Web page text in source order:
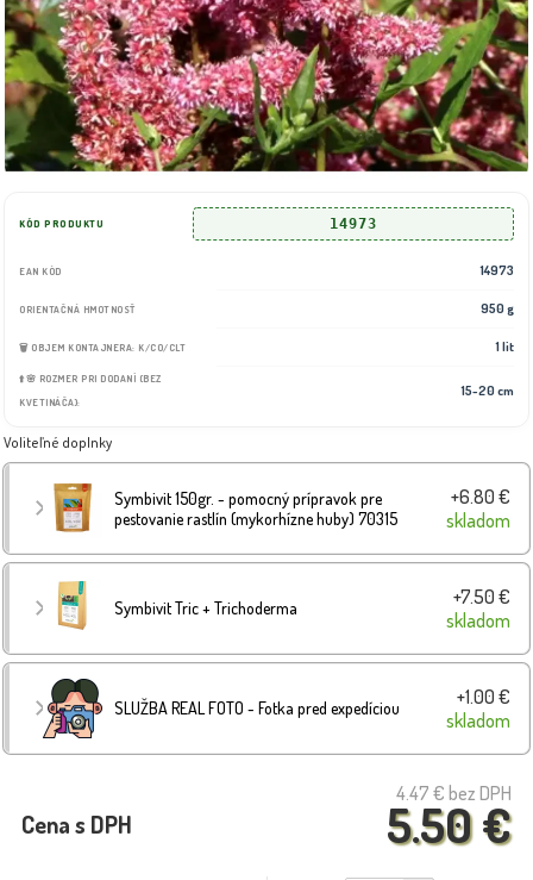
KÓD PRODUKTU 14973
EAN KÓD 14973
ORIENTAČNÁ HMOTNOSŤ 950 g
🗑️ OBJEM KONTAJNERA: K/CO/CLT 1 lit
⬆️🌸 ROZMER PRI DODANÍ (BEZ
KVETINÁČA):
15-20 cm
Voliteľné doplnky
Symbivit 150gr. - pomocný prípravok pre
pestovanie rastlín (mykorhízne huby) 70315
+6.80 €
skladom
Symbivit Tric + Trichoderma
+7.50 €
skladom
SLUŽBA REAL FOTO - Fotka pred expedíciou
+1.00 €
skladom
4.47 € bez DPH
5.50 €
Cena s DPH